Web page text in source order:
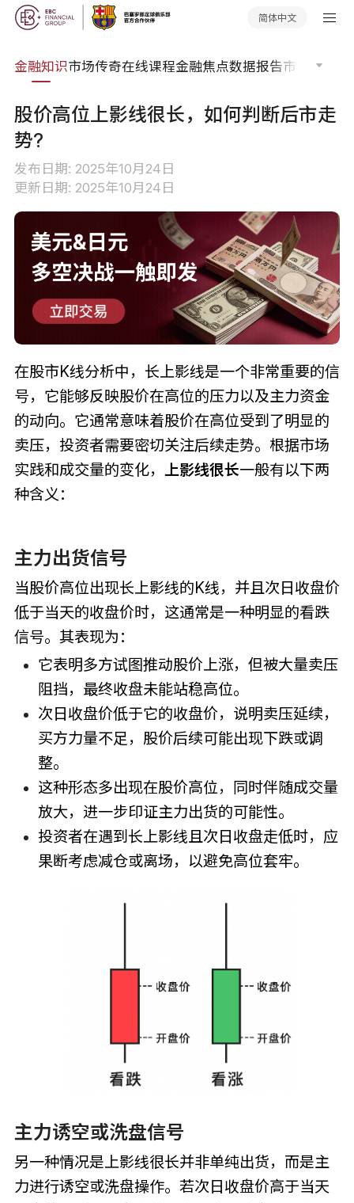
简体中文
金融知识市场传奇在线课程金融焦点数据报告市场分析
股价高位上影线很长，如何判断后市走
势?
发布日期: 2025年10月24日
更新日期: 2025年10月24日
在股市K线分析中，长上影线是一个非常重要的信
号，它能够反映股价在高位的压力以及主力资金
的动向。它通常意味着股价在高位受到了明显的
卖压，投资者需要密切关注后续走势。根据市场
实践和成交量的变化， 上影线很长一般有以下两
种含义：
主力出货信号
当股价高位出现长上影线的K线，并且次日收盘价
低于当天的收盘价时，这通常是一种明显的看跌
信号。其表现为：
它表明多方试图推动股价上涨，但被大量卖压
阻挡，最终收盘未能站稳高位。
次日收盘价低于它的收盘价，说明卖压延续，
买方力量不足，股价后续可能出现下跌或调
整。
这种形态多出现在股价高位，同时伴随成交量
放大，进一步印证主力出货的可能性。
投资者在遇到长上影线且次日收盘走低时，应
果断考虑减仓或离场，以避免高位套牢。
主力诱空或洗盘信号
另一种情况是上影线很长并非单纯出货，而是主
力进行诱空或洗盘操作。若次日收盘价高于当天